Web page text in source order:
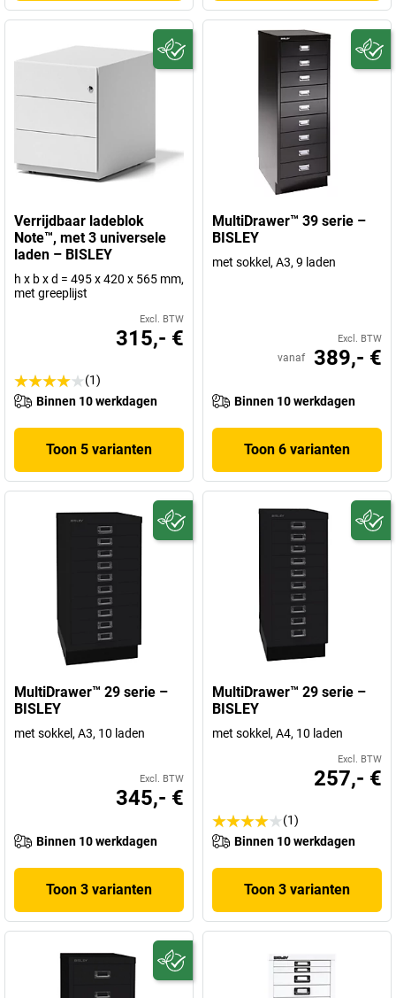
Verrijdbaar ladeblok
Note™, met 3 universele
laden – BISLEY
h x b x d = 495 x 420 x 565 mm,
met greeplijst
Excl. BTW
315,- €
(1)
Binnen 10 werkdagen
Toon 5 varianten
MultiDrawer™ 39 serie –
BISLEY
met sokkel, A3, 9 laden
Excl. BTW
vanaf 389,- €
Binnen 10 werkdagen
Toon 6 varianten
MultiDrawer™ 29 serie –
BISLEY
met sokkel, A3, 10 laden
Excl. BTW
345,- €
Binnen 10 werkdagen
Toon 3 varianten
MultiDrawer™ 29 serie –
BISLEY
met sokkel, A4, 10 laden
Excl. BTW
257,- €
(1)
Binnen 10 werkdagen
Toon 3 varianten